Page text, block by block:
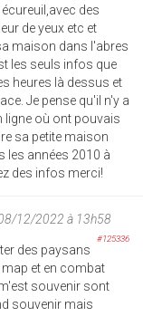
des
de yeux etc et
maison dans l'abres
les seuls infos que
heures là dessus et
Je pense qu'il n'y a
ligne où ont pouvais
sa petite maison
les années 2010 à
des infos merci!
12/2022 à 13h58
#125336
des paysans
et en combat
souvenir sont
souvenir mais